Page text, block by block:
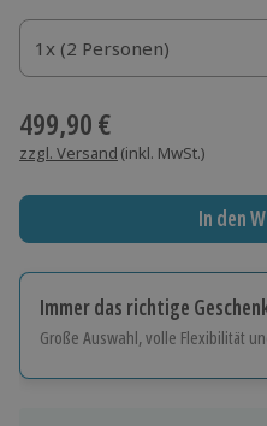
1x (2 Personen)
1x (2 Personen)
1x (2 Personen)
499,90 €
zzgl. Versand (inkl. MwSt.)
In den
Immer das richtige
Große Auswahl, volle Flexibilität